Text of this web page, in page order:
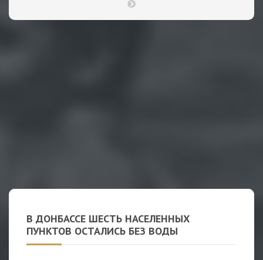
В ДОНБАССЕ ШЕСТЬ НАСЕЛЕННЫХ
ПУНКТОВ ОСТАЛИСЬ БЕЗ ВОДЫ